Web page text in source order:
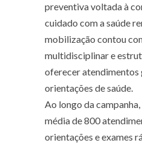
preventiva voltada à
cuidado com a saúde
mobilização contou
multidisciplinar e
oferecer atendimentos
orientações de saúde.
Ao longo da
média de 800
orientações e exames